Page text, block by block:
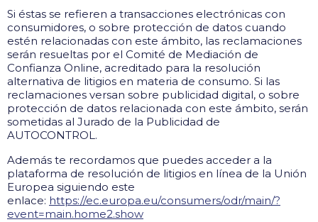
Si éstas se refieren a transacciones electrónicas con
consumidores, o sobre protección de datos cuando
estén relacionadas con este ámbito, las reclamaciones
serán resueltas por el Comité de Mediación de
Confianza Online, acreditado para la resolución
alternativa de litigios en materia de consumo. Si las
reclamaciones versan sobre publicidad digital, o sobre
protección de datos relacionada con este ámbito, serán
sometidas al Jurado de la Publicidad de
AUTOCONTROL.
Además te recordamos que puedes acceder a la
plataforma de resolución de litigios en línea de la Unión
Europea siguiendo este
enlace: https://ec.europa.eu/consumers/odr/main/?
event=main.home2.show